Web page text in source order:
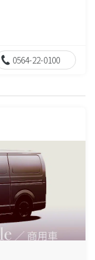
0564-22-0100